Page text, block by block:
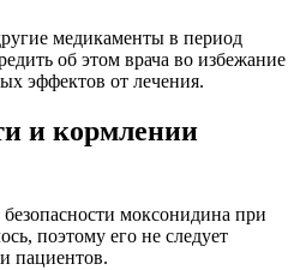
медикаменты в период
об этом врача во избежание
эффектов от лечения.
и кормлении
моксонидина при
поэтому его не следует
пациентов.